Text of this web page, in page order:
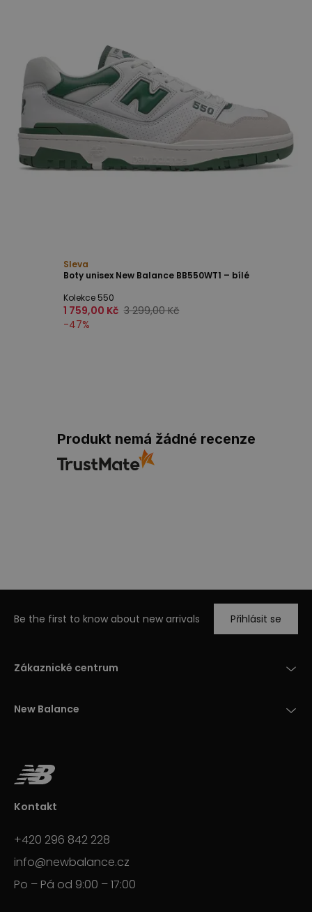
Sleva
Boty unisex New Balance BB550WT1 – bílé
Kolekce 550
1 759,00 Kč 3 299,00 Kč
-47%
Produkt nemá žádné recenze
Be the first to know about new arrivals Přihlásit se
Zákaznické centrum
New Balance
Kontakt
+420 296 842 228
info@newbalance.cz
Po – Pá od 9:00 – 17:00